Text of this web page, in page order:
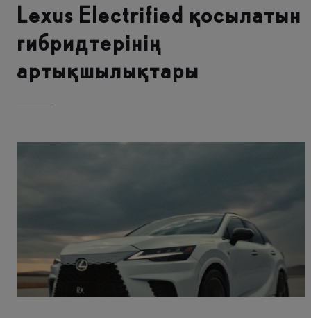
Lexus Electrified қосылатын
гибридтерінің
артықшылықтары